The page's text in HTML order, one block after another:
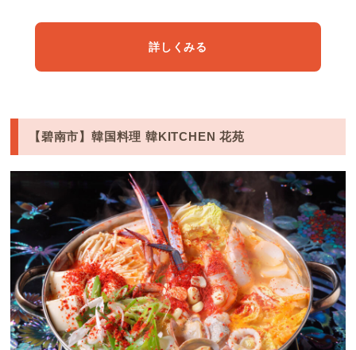
詳しくみる
【碧南市】韓国料理 韓KITCHEN 花苑